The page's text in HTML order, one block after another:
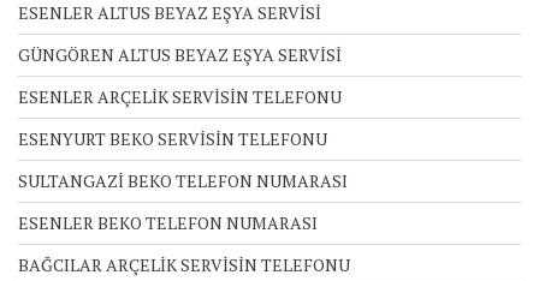
ESENLER ALTUS BEYAZ EŞYA SERVİSİ
GÜNGÖREN ALTUS BEYAZ EŞYA SERVİSİ
ESENLER ARÇELİK SERVİSİN TELEFONU
ESENYURT BEKO SERVİSİN TELEFONU
SULTANGAZİ BEKO TELEFON NUMARASI
ESENLER BEKO TELEFON NUMARASI
BAĞCILAR ARÇELİK SERVİSİN TELEFONU